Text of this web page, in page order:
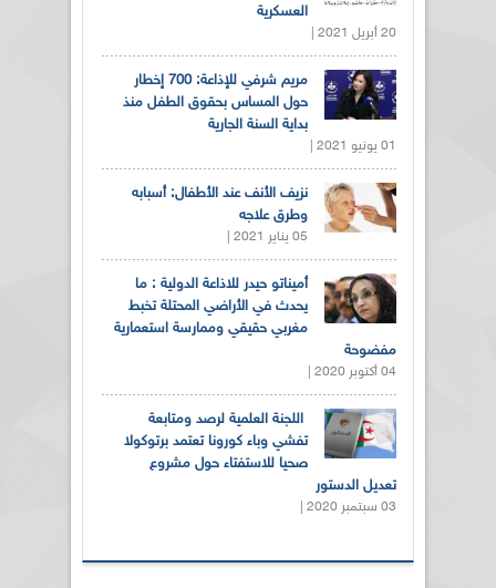
العسكرية
20 أبريل 2021 |
مريم شرفي للإذاعة: 700 إخطار
حول المساس بحقوق الطفل منذ
بداية السنة الجارية
01 يونيو 2021 |
نزيف الأنف عند الأطفال: أسبابه
وطرق علاجه
05 يناير 2021 |
أميناتو حيدر للاذاعة الدولية : ما
يحدث في الأراضي المحتلة تخبط
مغربي حقيقي وممارسة استعمارية
مفضوحة
04 أكتوبر 2020 |
اللجنة العلمية لرصد ومتابعة
تفشي وباء كورونا تعتمد برتوكولا
صحيا للاستفتاء حول مشروع
تعديل الدستور
03 سبتمبر 2020 |